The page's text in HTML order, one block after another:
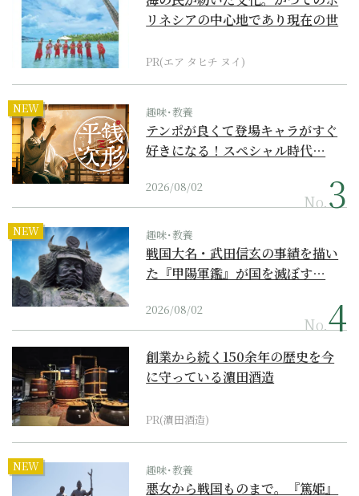
リネシアの中心地であり現在の世
PR(エア タヒチ ヌイ)
NEW 趣味･教養
テンポが良くて登場キャラがすぐ
好きになる！スペシャル時代…
2026/08/02
No.
NEW 趣味･教養
戦国大名・武田信玄の事績を描い
た『甲陽軍鑑』が国を滅ぼす…
2026/08/02
No.
創業から続く150余年の歴史を今
に守っている濵田酒造
PR(濵田酒造)
NEW 趣味･教養
悪女から戦国ものまで。『篤姫』